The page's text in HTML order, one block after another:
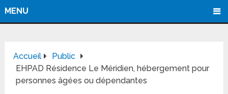
MENU
Accueil
Public
EHPAD Résidence Le Méridien, hébergement pour
personnes âgées ou dépendantes